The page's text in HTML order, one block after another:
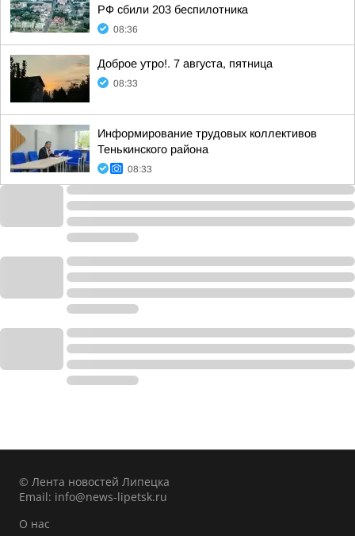
РФ сбили 203 беспилотника
08:36
Доброе утро!. 7 августа, пятница
08:33
Информирование трудовых коллективов
Тенькинского района
08:33
© Лента новостей Липецка
Email: info@news-lipetsk.ru
О нас